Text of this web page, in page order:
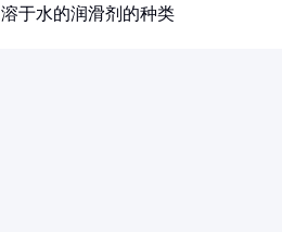
溶于水的润滑剂的种类